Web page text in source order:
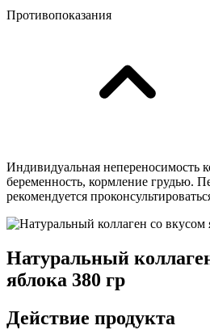
Противопоказания
Индивидуальная непереносимость
беременность, кормление грудью.
рекомендуется
Натуральный
яблока 380 гр
Действие продукта